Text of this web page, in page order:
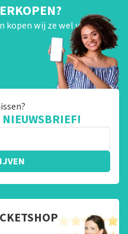
kopen wij ze wel van je!